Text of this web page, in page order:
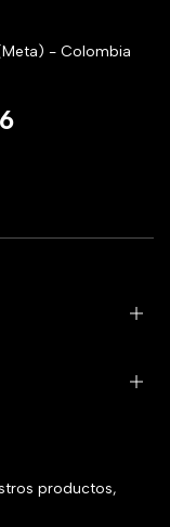
- Colombia
productos,